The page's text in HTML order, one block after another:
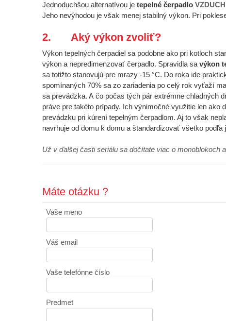
Jednoduchšou alternatívou je tepelné čerpadlo
Jeho nevýhodou je však menej stabilný výkon. Pri
2. Aký výkon zvoliť?
Výkon tepelných čerpadiel sa podobne ako pri kotloch
výkon a nepredimenzovať čerpadlo. Spravidla sa výkon
sa totižto stanovujú pre mrazy -15 °C. Do roka ide
spomínaných 70% sa zo zariadenia po celý rok vyťaží
sa prevádzka. A čo počas tých pár extrémne chladných
práve pre takéto prípady. Ich výnimočné využitie len
prevádzku pri kúrení tepelným čerpadlom. Aj to však
navrhuje od domu k domu a štandardizovať všetko podľa
Už v ďalšej časti seriálu sa dočítate viac o monoblokoch a
Máte otázku ?
Vaše meno
Váš email
Vaše telefónne číslo
Predmet